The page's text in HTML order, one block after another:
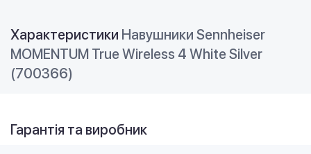
Характеристики Навушники Sennheiser
MOMENTUM True Wireless 4 White Silver
(700366)
Гарантія та виробник